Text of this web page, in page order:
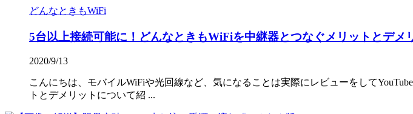
どんなときもWiFi
5台以上接続可能に！どんなときもWiFiを中継器とつなぐメリットとデメ
2020/9/13
こんにちは、モバイルWiFiや光回線など、気になることは実際にレビューをして
トとデメリットについて紹 ...